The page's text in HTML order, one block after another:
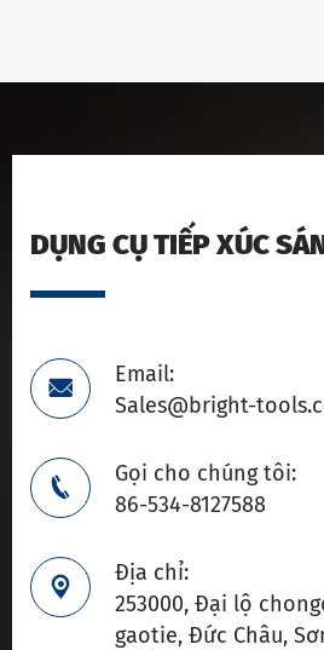
DỤNG CỤ TIẾP XÚC

Email:
Sales@bright-

Gọi cho chúng tôi:
86-534-8127588

Địa chỉ:
253000, Đại lộ
gaotie, Đức Châu,